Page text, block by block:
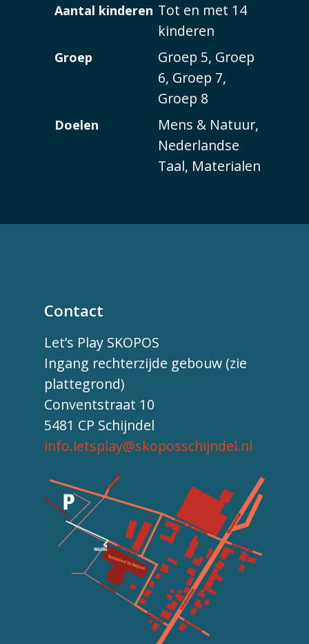
Aantal kinderen Tot en met 14
kinderen
Groep
Groep 5, Groep
6, Groep 7,
Groep 8
Doelen
Mens & Natuur,
Nederlandse
Taal, Materialen
Contact
Let’s Play SKOPOS
Ingang rechterzijde gebouw (zie
plattegrond)
Conventstraat 10
5481 CP Schijndel
info.letsplay@skoposschijndel.nl